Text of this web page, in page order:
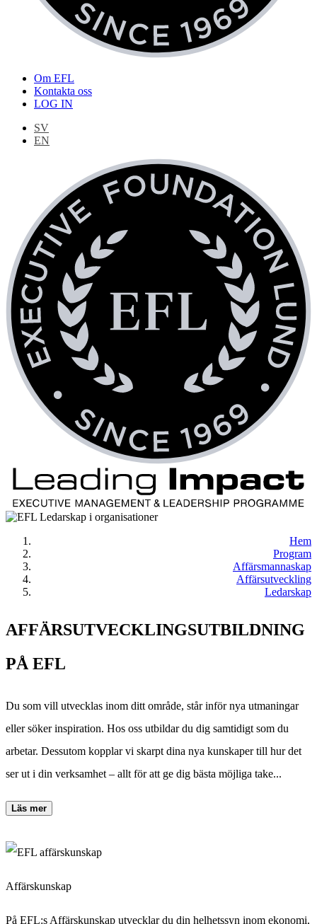
Om EFL
Kontakta oss
LOG IN
SV
EN
Hem
Program
Affärsmannaskap
Affärsutveckling
Ledarskap
AFFÄRSUTVECKLINGSUTBILDNING
PÅ EFL
Du som vill utvecklas inom ditt område, står inför nya utmaningar
eller söker inspiration. Hos oss utbildar du dig samtidigt som du
arbetar. Dessutom kopplar vi skarpt dina nya kunskaper till hur det
ser ut i din verksamhet – allt för att ge dig bästa möjliga take...
Läs mer
Affärskunskap
På EFL:s Affärskunskap utvecklar du din helhetssyn inom ekonomi,